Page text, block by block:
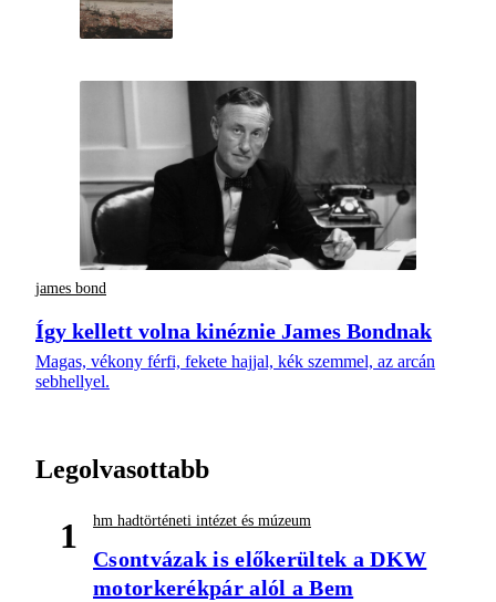
james bond
Így kellett volna kinéznie James Bondnak
Magas, vékony férfi, fekete hajjal, kék szemmel, az arcán
sebhellyel.
Legolvasottabb
1 hm hadtörténeti intézet és múzeum
Csontvázak is előkerültek a DKW
motorkerékpár alól a Bem